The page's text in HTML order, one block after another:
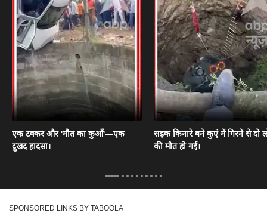
एक टक्कर और 'मौत का कुआँ'—एक
दुखद हादसा।
सड़क किनारे बने कुएं में गिरने से दो
की मौत हो गई।
SPONSORED LINKS BY TABOOLA